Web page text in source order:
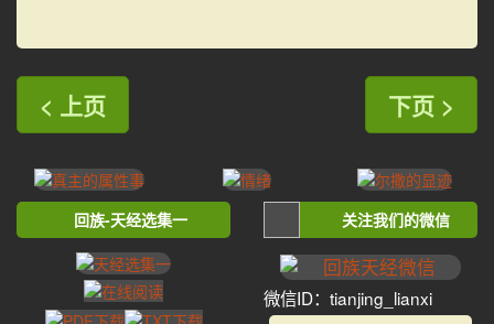
< 上页 下页 >
回族-天经选集一 关注我们的微信
微信ID：tianjing_lianxi